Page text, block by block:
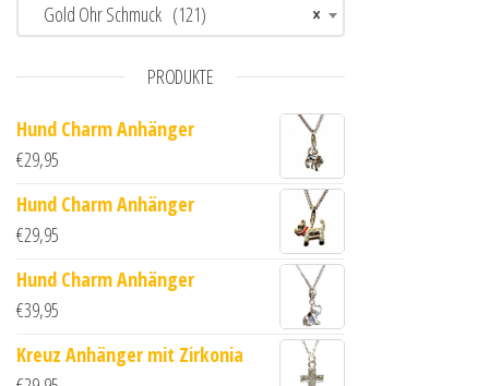
×
Gold Ohr Schmuck (121)
PRODUKTE
Hund Charm Anhänger
€29,95
Hund Charm Anhänger
€29,95
Hund Charm Anhänger
€39,95
Kreuz Anhänger mit Zirkonia